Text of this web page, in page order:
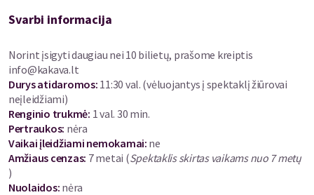
taupymo meistrai, slapta vagia laiką, o kartu – ir gyvenimo
niekas nebepastebi, kaip pamažu nyksta spalvos.
Ir tada pasirodo Momo. Ji – nėra herojė tradicine prasme. Ji
neturi jokių supergalių, tiesiog moka klausytis. Ir kai pasaulis
ima grimzti į šešėlį, ji viena išdrįsta leistis į magišką kelionę
ieškoti laiko.
Tai vizualiai poetiška istorija apie tai, kaip svarbu sustoti, išgirsti
ir mokėti būti. Galbūt laikas – tai ne turtas, kurį reikia taupyti, o
dovana, kuria verta dalintis?
Svarbi informacija
Norint įsigyti daugiau nei 10 bilietų, prašome kreiptis
info@kakava.lt
Durys atidaromos: 11:30 val. (vėluojantys į spektaklį žiūrovai
neįleidžiami)
Renginio trukmė: 1 val. 30 min.
Pertraukos: nėra
Vaikai įleidžiami nemokamai: ne
Amžiaus cenzas: 7 metai (Spektaklis skirtas vaikams nuo 7 metų
)
Nuolaidos: nėra